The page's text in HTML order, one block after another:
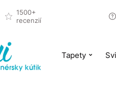
1500+
recenzií
Tapety